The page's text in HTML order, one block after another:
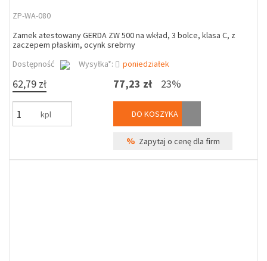
ZP-WA-080
Zamek atestowany GERDA ZW 500 na wkład, 3 bolce, klasa C, z
zaczepem płaskim, ocynk srebrny
Dostępność
Wysyłka*: poniedziałek
62,79 zł
kpl
77,23 zł 23%
DO KOSZYKA
% Zapytaj o cenę dla firm